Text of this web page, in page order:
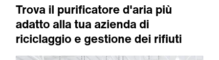
Trova il purificatore d'aria più
adatto alla tua azienda di
riciclaggio e gestione dei rifiuti